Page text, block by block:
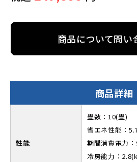
商品について問い
商品詳細
性能
畳数：10(畳)
省エネ性能：
期間消費電力
冷房能力：